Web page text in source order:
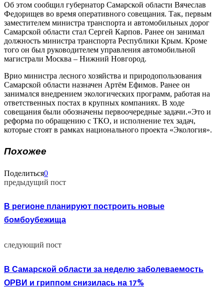
Об этом сообщил губернатор Самарской области Вячеслав
Федорищев во время оперативного совещания. Так, первым
заместителем министра транспорта и автомобильных дорог
Самарской области стал Сергей Карпов. Ранее он занимал
должность министра транспорта Республики Крым. Кроме
того он был руководителем управления автомобильной
магистрали Москва – Нижний Новгород.
Врио министра лесного хозяйства и природопользования
Самарской области назначен Артём Ефимов. Ранее он
занимался внедрением экологических программ, работая на
ответственных постах в крупных компаниях. В ходе
совещания были обозначены первоочередные задачи.«Это и
реформа по обращению с ТКО, и исполнение тех задач,
которые стоят в рамках национального проекта «Экология».
Похожее
Поделиться0
предыдущий пост
В регионе планируют построить новые
бомбоубежища
следующий пост
В Самарской области за неделю заболеваемость
ОРВИ и гриппом снизилась на 17%